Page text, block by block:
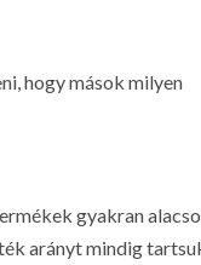
hogy mások milyen
gyakran
arányt mindig